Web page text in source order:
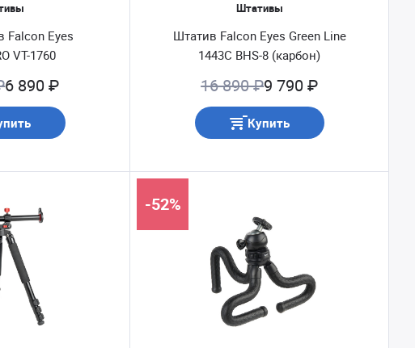
Falcon Eyes
VT-1760
6 890 ₽
Штативы
Штатив Falcon Eyes Green Line
1443С BHS-8 (карбон)
16 890 ₽9 790 ₽
Купить
-52%